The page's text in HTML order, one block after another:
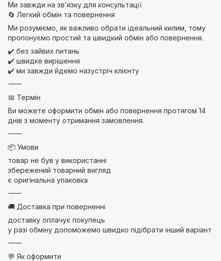
Ми завжди на зв’язку для консультації
🔄 Легкий обмін та повернення
Ми розуміємо, як важливо обрати ідеальний килим, тому
пропонуємо простий та швидкий обмін або повернення.
✔️ без зайвих питань
✔️ швидке вирішення
✔️ ми завжди йдемо назустріч клієнту
⸻
📅 Термін
Ви можете оформити обмін або повернення протягом 14
днів з моменту отримання замовлення.
⸻
📦 Умови
товар не був у використанні
збережений товарний вигляд
є оригінальна упаковка
⸻
🚚 Доставка при поверненні
доставку оплачує покупець
у разі обміну допоможемо швидко підібрати інший варіант
⸻
💬 Як оформити